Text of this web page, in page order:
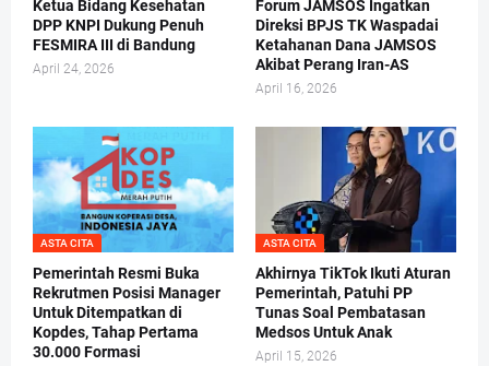
Ketua Bidang Kesehatan
DPP KNPI Dukung Penuh
FESMIRA III di Bandung
April 24, 2026
Forum JAMSOS Ingatkan
Direksi BPJS TK Waspadai
Ketahanan Dana JAMSOS
Akibat Perang Iran-AS
April 16, 2026
ASTA CITA
Pemerintah Resmi Buka
Rekrutmen Posisi Manager
Untuk Ditempatkan di
Kopdes, Tahap Pertama
30.000 Formasi
ASTA CITA
Akhirnya TikTok Ikuti Aturan
Pemerintah, Patuhi PP
Tunas Soal Pembatasan
Medsos Untuk Anak
April 15, 2026